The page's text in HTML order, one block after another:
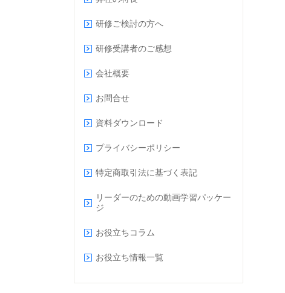
研修ご検討の方へ
研修受講者のご感想
会社概要
お問合せ
資料ダウンロード
プライバシーポリシー
特定商取引法に基づく表記
リーダーのための動画学習パッケー
ジ
お役立ちコラム
お役立ち情報一覧